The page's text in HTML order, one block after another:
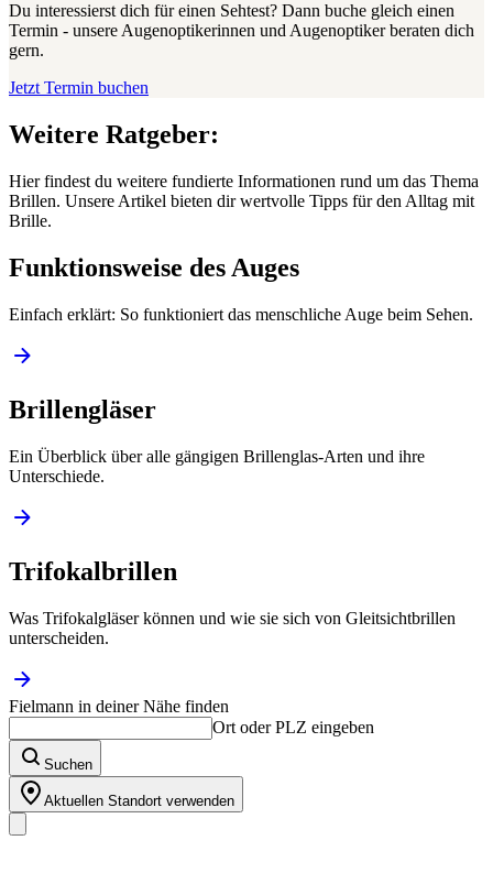
Du interessierst dich für einen Sehtest? Dann buche gleich einen
Termin - unsere Augenoptikerinnen und Augenoptiker beraten dich
gern.
Jetzt Termin buchen
Weitere Ratgeber:
Hier findest du weitere fundierte Informationen rund um das Thema
Brillen. Unsere Artikel bieten dir wertvolle Tipps für den Alltag mit
Brille.
Funktionsweise des Auges
Einfach erklärt: So funktioniert das menschliche Auge beim Sehen.
Brillengläser
Ein Überblick über alle gängigen Brillenglas-Arten und ihre
Unterschiede.
Trifokalbrillen
Was Trifokalgläser können und wie sie sich von Gleitsichtbrillen
unterscheiden.
Fielmann in deiner Nähe finden
Ort oder PLZ eingeben
Suchen
Aktuellen Standort verwenden